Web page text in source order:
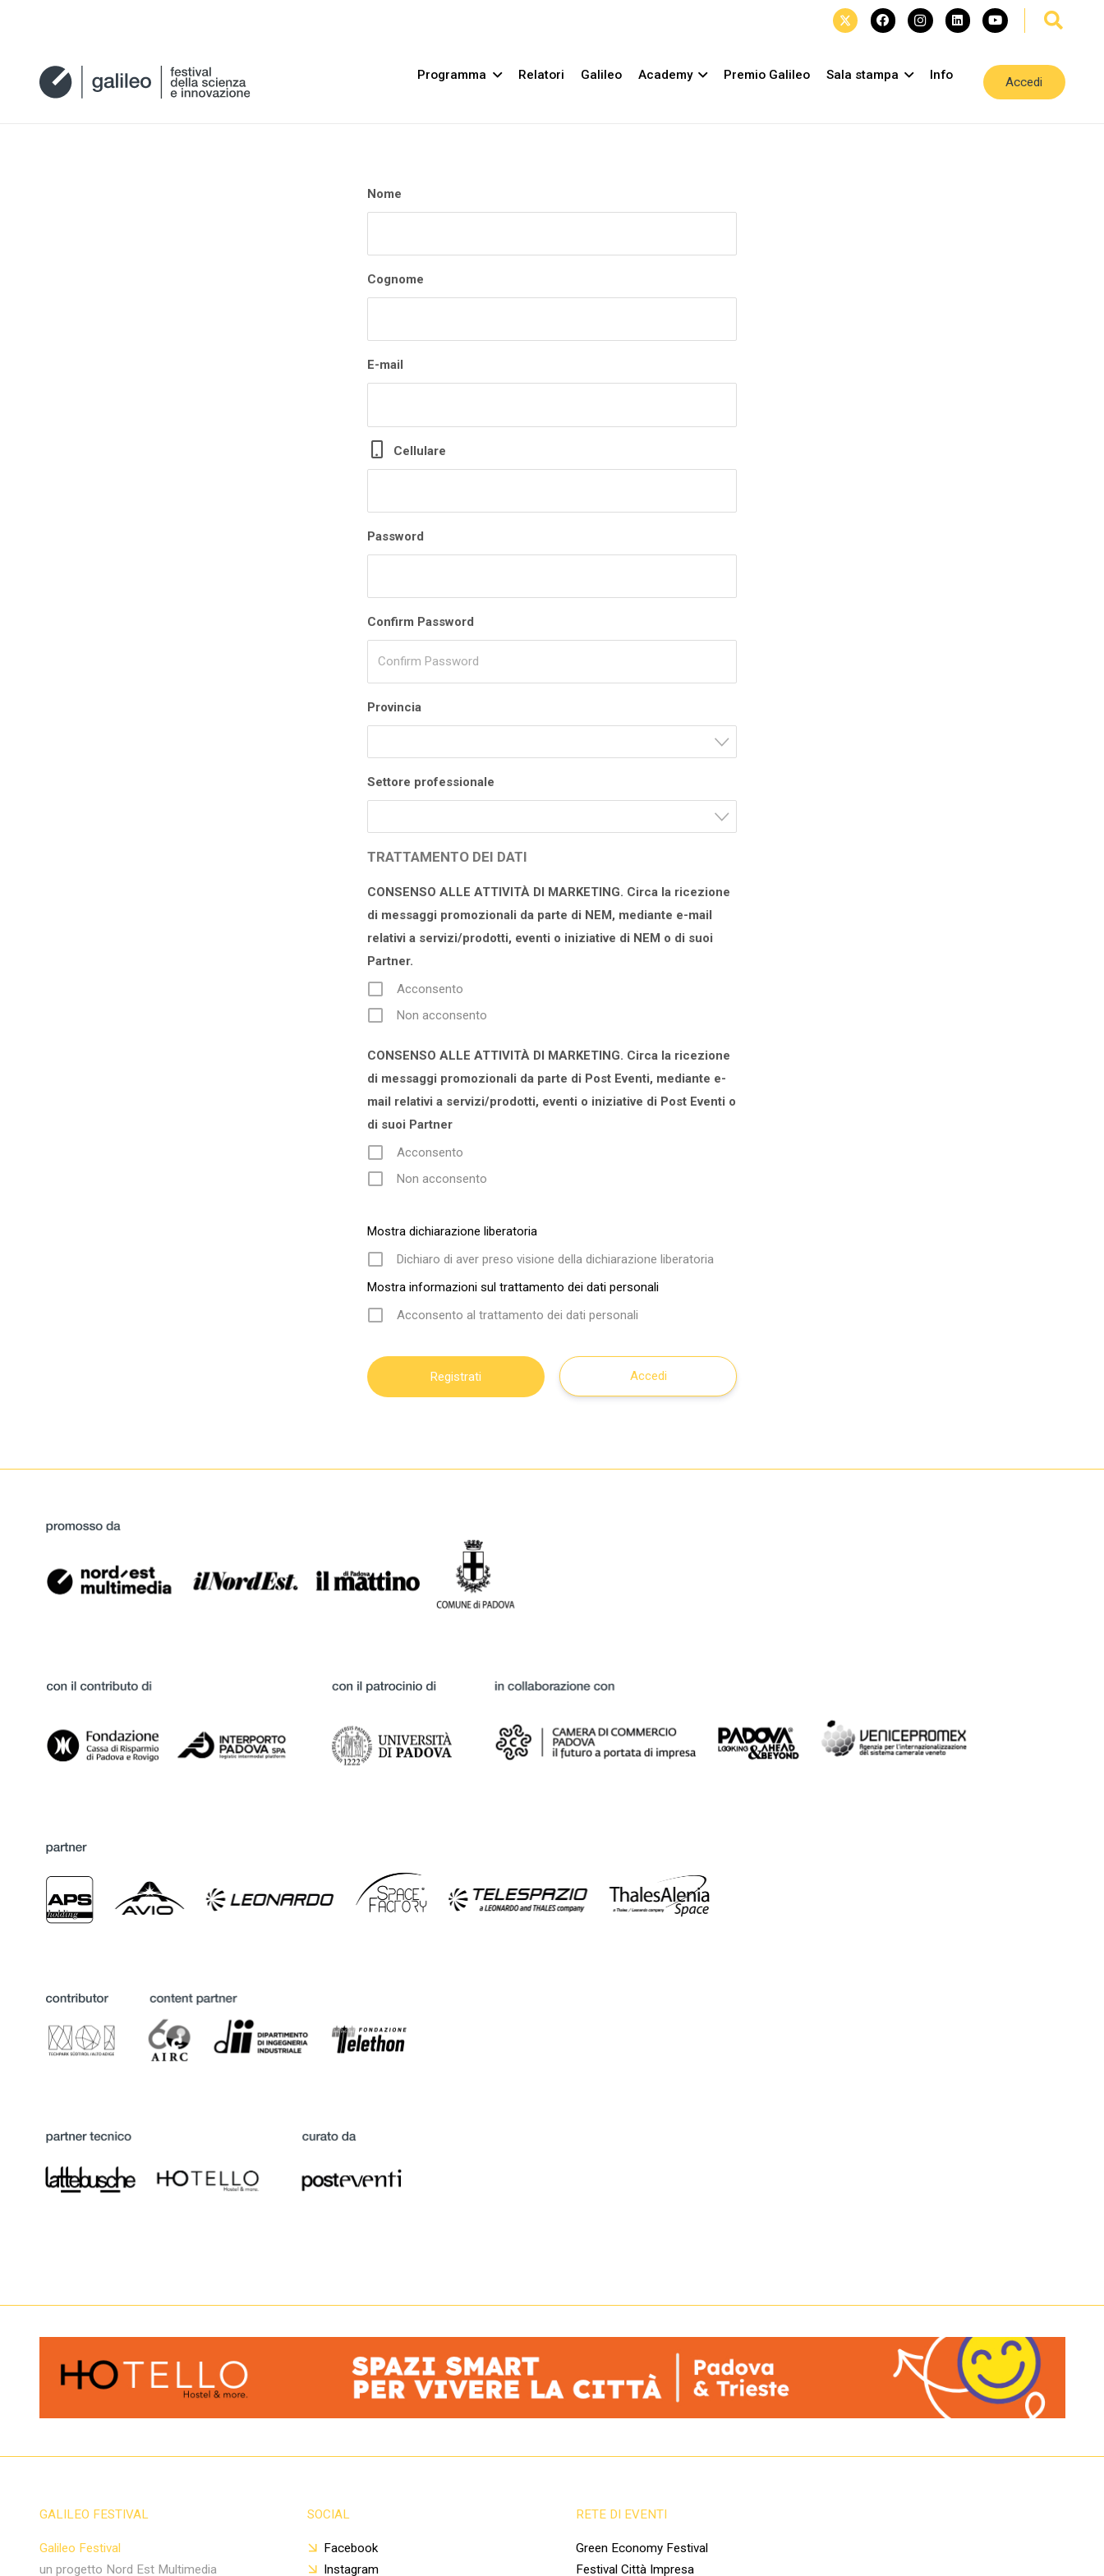
Programma Relatori Galileo Academy Premio Galileo Sala stampa Info
Accedi
Nome
Cognome
E-mail
Cellulare
Password
Confirm Password
Provincia
Settore professionale
TRATTAMENTO DEI DATI
CONSENSO ALLE ATTIVITÀ DI MARKETING. Circa la ricezione
di messaggi promozionali da parte di NEM, mediante e-mail
relativi a servizi/prodotti, eventi o iniziative di NEM o di suoi
Partner.
Acconsento
Non acconsento
CONSENSO ALLE ATTIVITÀ DI MARKETING. Circa la ricezione
di messaggi promozionali da parte di Post Eventi, mediante e-
mail relativi a servizi/prodotti, eventi o iniziative di Post Eventi o
di suoi Partner
Acconsento
Non acconsento
Mostra dichiarazione liberatoria
Dichiaro di aver preso visione della dichiarazione liberatoria
Mostra informazioni sul trattamento dei dati personali
Acconsento al trattamento dei dati personali
Accedi
GALILEO FESTIVAL
Galileo Festival
un progetto Nord Est Multimedia
SOCIAL
Facebook
Instagram
RETE DI EVENTI
Green Economy Festival
Festival Città Impresa